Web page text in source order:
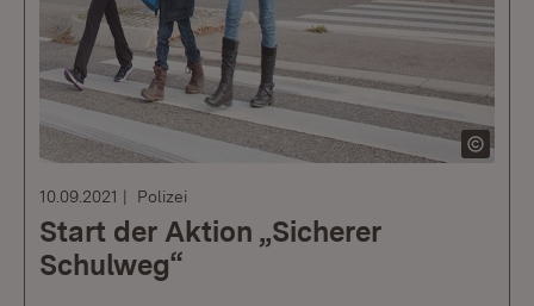
10.09.2021 Polizei
Start der Aktion „Sicherer
Schulweg“